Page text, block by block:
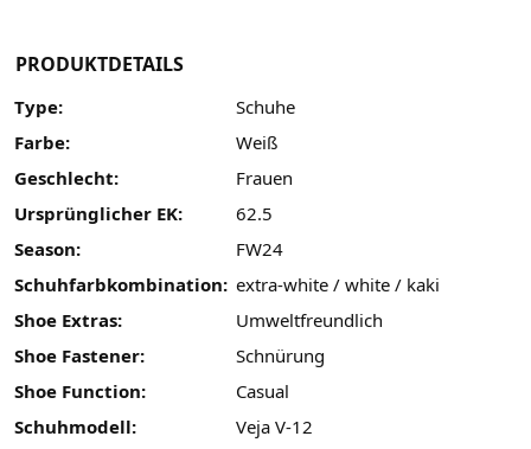
PRODUKTDETAILS
Type:
Schuhe
Farbe:
Weiß
Geschlecht:
Frauen
Ursprünglicher EK:
62.5
Season:
FW24
Schuhfarbkombination: extra-white / white / kaki
Shoe Extras:
Umweltfreundlich
Shoe Fastener:
Schnürung
Shoe Function:
Casual
Schuhmodell:
Veja V-12